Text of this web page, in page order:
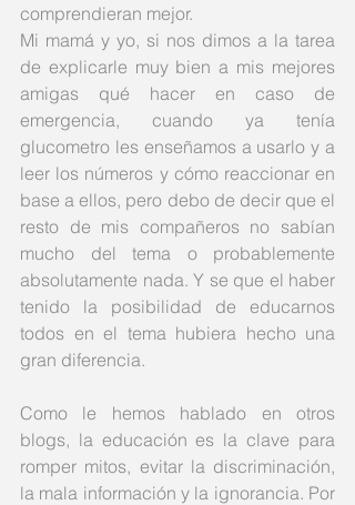
comprendieran mejor.
Mi mamá y yo, si nos dimos a la tarea
de explicarle muy bien a mis mejores
amigas qué hacer en caso de
emergencia, cuando ya tenía
glucometro les enseñamos a usarlo y a
leer los números y cómo reaccionar en
base a ellos, pero debo de decir que el
resto de mis compañeros no sabían
mucho del tema o probablemente
absolutamente nada. Y se que el haber
tenido la posibilidad de educarnos
todos en el tema hubiera hecho una
gran diferencia.
Como le hemos hablado en otros
blogs, la educación es la clave para
romper mitos, evitar la discriminación,
la mala información y la ignorancia. Por